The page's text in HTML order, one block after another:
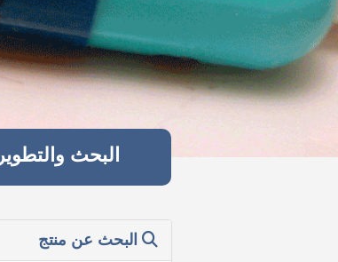
البحث والتطوير
البحث عن منتج